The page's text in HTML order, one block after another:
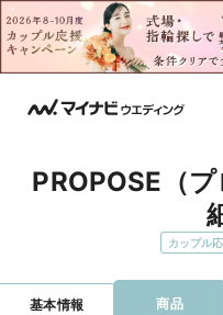
PROPOSE（
カップル
基本情報 商品